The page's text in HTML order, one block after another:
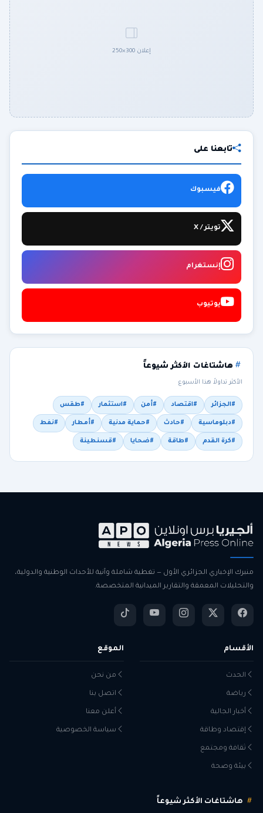
إعلان 300×250
تابعنا على
فيسبوك
تويتر / X
إنستغرام
يوتيوب
هاشتاغات الأكثر شيوعاً
الأكثر تداولاً هذا الأسبوع
#الجزائر #اقتصاد #أمن #استثمار #طقس
#دبلوماسية #حادث #حماية مدنية #أمطار #نفط
#كرة القدم #طاقة #ضحايا #قسنطينة
منبرك الإخباري الجزائري الأول — تغطية شاملة وآنية للأحداث الوطنية والدولية،
والتحليلات المعمقة والتقارير الميدانية المتخصصة.
الأقسام
الحدث
رياضة
أخبار الجالية
إقتصاد وطاقة
ثقافة ومجتمع
بيئة وصحة
الموقع
من نحن
اتصل بنا
أعلن معنا
سياسة الخصوصية
هاشتاغات الأكثر شيوعاً